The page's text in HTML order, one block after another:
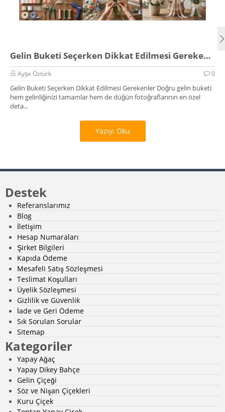
Gelin Buketi Seçerken Dikkat Edilmesi Gerekenler
Ayşe Öztürk 0
Gelin Buketi Seçerken Dikkat Edilmesi Gerekenler Doğru gelin buketi
hem gelinliğinizi tamamlar hem de düğün fotoğraflarının en özel
deta...
Yazıyı Oku
Destek
Referanslarımız
Blog
İletişim
Hesap Numaraları
Şirket Bilgileri
Kapıda Ödeme
Mesafeli Satış Sözleşmesi
Teslimat Koşulları
Üyelik Sözleşmesi
Gizlilik ve Güvenlik
İade ve Geri Ödeme
Sık Sorulan Sorular
Sitemap
Kategoriler
Yapay Ağaç
Yapay Dikey Bahçe
Gelin Çiçeği
Söz ve Nişan Çiçekleri
Kuru Çiçek